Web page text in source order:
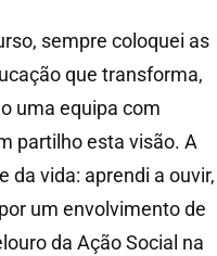
sempre coloquei as
que transforma,
uma equipa com
partilho esta visão. A
da vida: aprendi a ouvir,
um envolvimento de
da Ação Social na